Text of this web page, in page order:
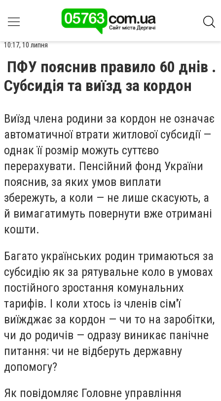
10:17, 10 липня
ПФУ пояснив правило 60 днів .
Субсидія та виїзд за кордон
Виїзд члена родини за кордон не означає
автоматичної втрати житлової субсидії —
однак її розмір можуть суттєво
перерахувати. Пенсійний фонд України
пояснив, за яких умов виплати
збережуть, а коли — не лише скасують, а
й вимагатимуть повернути вже отримані
кошти.
Багато українських родин тримаються за
субсидію як за рятувальне коло в умовах
постійного зростання комунальних
тарифів. І коли хтось із членів сім'ї
виїжджає за кордон — чи то на заробітки,
чи до родичів — одразу виникає панічне
питання: чи не відберуть державну
допомогу?
Як повідомляє Головне управління